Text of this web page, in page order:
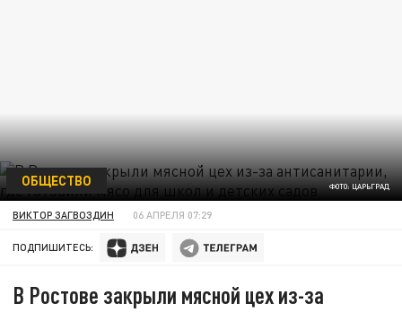
ФОТО: ЦАРЬГРАД
ОБЩЕСТВО
ВИКТОР ЗАГВОЗДИН 06 АПРЕЛЯ 07:29
ПОДПИШИТЕСЬ:
В Ростове закрыли мясной цех из-за